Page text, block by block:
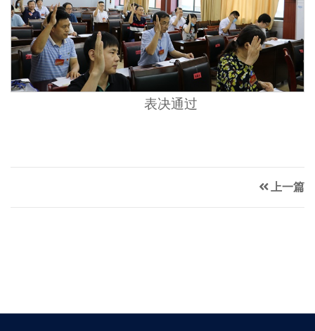
表决通过
上一篇